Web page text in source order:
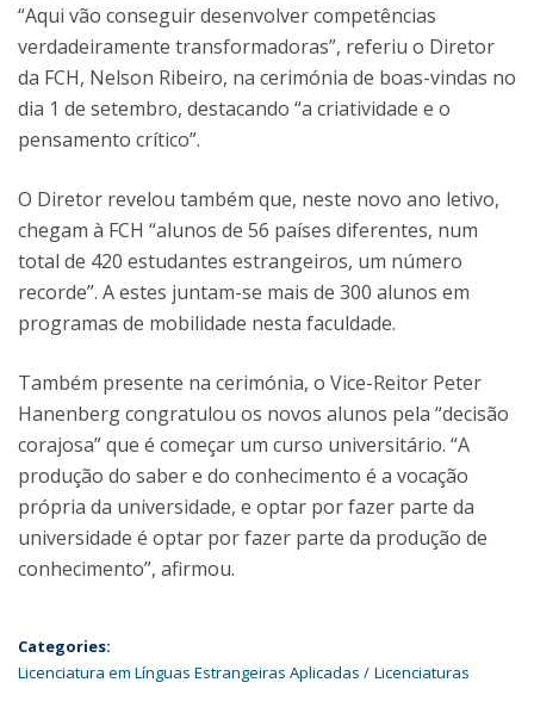
“Aqui vão conseguir desenvolver competências
verdadeiramente transformadoras”, referiu o Diretor
da FCH, Nelson Ribeiro, na cerimónia de boas-vindas no
dia 1 de setembro, destacando “a criatividade e o
pensamento crítico”.
O Diretor revelou também que, neste novo ano letivo,
chegam à FCH “alunos de 56 países diferentes, num
total de 420 estudantes estrangeiros, um número
recorde”. A estes juntam-se mais de 300 alunos em
programas de mobilidade nesta faculdade.
Também presente na cerimónia, o Vice-Reitor Peter
Hanenberg congratulou os novos alunos pela “decisão
corajosa” que é começar um curso universitário. “A
produção do saber e do conhecimento é a vocação
própria da universidade, e optar por fazer parte da
universidade é optar por fazer parte da produção de
conhecimento”, afirmou.
Categories:
Licenciatura em Línguas Estrangeiras Aplicadas
Licenciaturas